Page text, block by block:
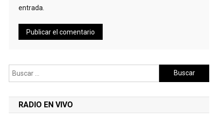
entrada.
Buscar:
RADIO EN VIVO